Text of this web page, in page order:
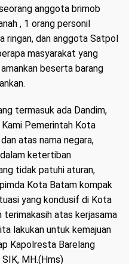
anggota brimob
, 1 orang personil
ringan, dan anggota Satpol
masyarakat yang
beserta barang
termasuk ada Dandim,
Pemerintah Kota
atas nama negara,
dalam ketertiban
tidak patuhi aturan,
Kota Batam kompak
yang kondusif di Kota
terimakasih atas kerjasama
lakukan untuk kemajuan
Kapolresta Barelang
MH.(Hms)